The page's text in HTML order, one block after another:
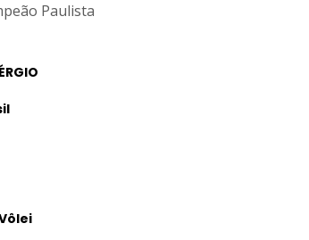
Paulista